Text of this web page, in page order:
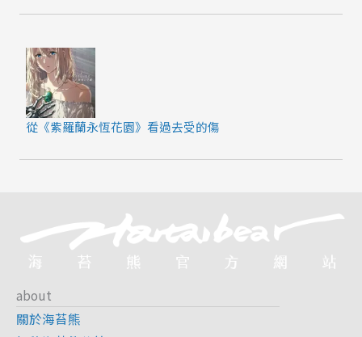
從《紫羅蘭永恆花園》看過去受的傷
about
關於海苔熊